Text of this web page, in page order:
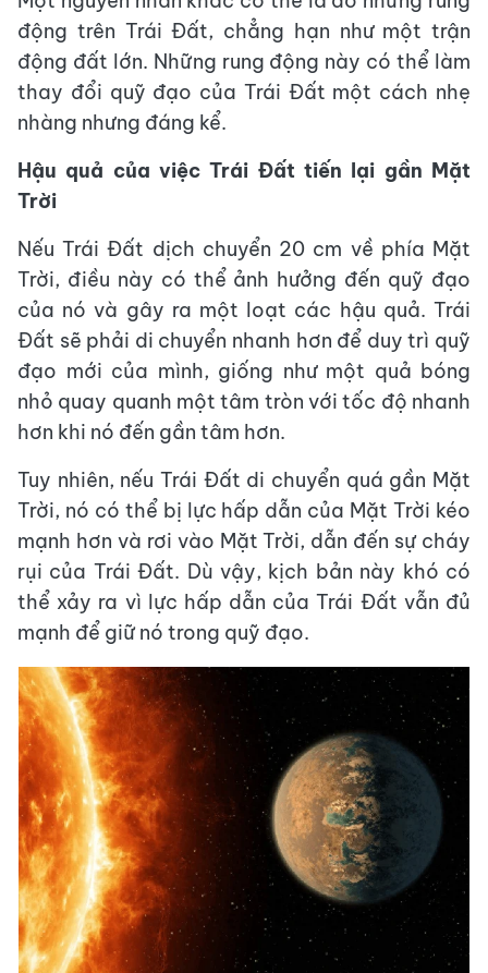
động trên Trái Đất, chẳng hạn như một trận
động đất lớn. Những rung động này có thể làm
thay đổi quỹ đạo của Trái Đất một cách nhẹ
nhàng nhưng đáng kể.
Hậu quả của việc Trái Đất tiến lại gần Mặt
Trời
Nếu Trái Đất dịch chuyển 20 cm về phía Mặt
Trời, điều này có thể ảnh hưởng đến quỹ đạo
của nó và gây ra một loạt các hậu quả. Trái
Đất sẽ phải di chuyển nhanh hơn để duy trì quỹ
đạo mới của mình, giống như một quả bóng
nhỏ quay quanh một tâm tròn với tốc độ nhanh
hơn khi nó đến gần tâm hơn.
Tuy nhiên, nếu Trái Đất di chuyển quá gần Mặt
Trời, nó có thể bị lực hấp dẫn của Mặt Trời kéo
mạnh hơn và rơi vào Mặt Trời, dẫn đến sự cháy
rụi của Trái Đất. Dù vậy, kịch bản này khó có
thể xảy ra vì lực hấp dẫn của Trái Đất vẫn đủ
mạnh để giữ nó trong quỹ đạo.